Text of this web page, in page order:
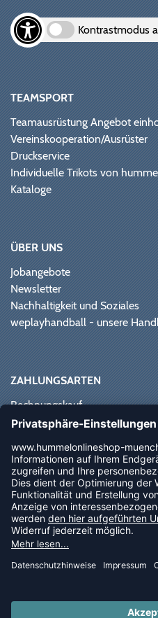
Kontrastmodus
TEAMSPORT
Teamausrüstung Angebot
Vereinskooperation/Ausrüster
Druckservice
Individuelle Trikots von
Kataloge
ÜBER UNS
Jobangebote
Newsletter
Nachhaltigkeit und Soziales
weplayhandball - unsere
ZAHLUNGSARTEN
Rechnungskauf
Paypal
Vorkasse
Sofortüberweisung
NEWSLETTER